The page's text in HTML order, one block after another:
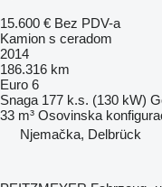
15.600 € Bez PDV-a
Kamion s ceradom
2014
186.316 km
Euro 6
Snaga 177 k.s. (130 kW)
33 m³ Osovinska
Njemačka, Delbrück